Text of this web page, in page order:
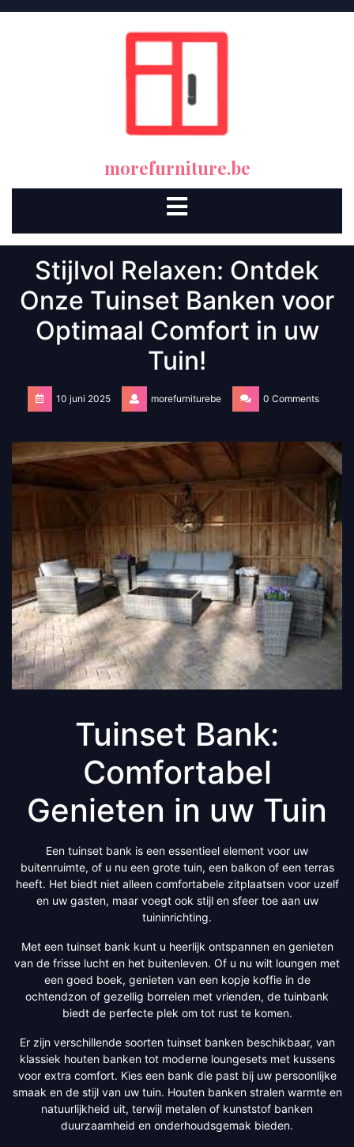
morefurniture.be
Open
Button
Stijlvol Relaxen: Ontdek
Onze Tuinset Banken voor
Optimaal Comfort in uw
Tuin!
10 juni 2025 morefurniturebe 0 Comments
Tuinset Bank:
Comfortabel
Genieten in uw Tuin
Een tuinset bank is een essentieel element voor uw
buitenruimte, of u nu een grote tuin, een balkon of een terras
heeft. Het biedt niet alleen comfortabele zitplaatsen voor uzelf
en uw gasten, maar voegt ook stijl en sfeer toe aan uw
tuininrichting.
Met een tuinset bank kunt u heerlijk ontspannen en genieten
van de frisse lucht en het buitenleven. Of u nu wilt loungen met
een goed boek, genieten van een kopje koffie in de
ochtendzon of gezellig borrelen met vrienden, de tuinbank
biedt de perfecte plek om tot rust te komen.
Er zijn verschillende soorten tuinset banken beschikbaar, van
klassiek houten banken tot moderne loungesets met kussens
voor extra comfort. Kies een bank die past bij uw persoonlijke
smaak en de stijl van uw tuin. Houten banken stralen warmte en
natuurlijkheid uit, terwijl metalen of kunststof banken
duurzaamheid en onderhoudsgemak bieden.